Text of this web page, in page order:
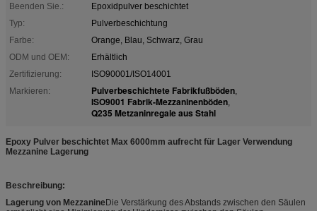
Beenden Sie.:
Epoxidpulver beschichtet
Typ:
Pulverbeschichtung
Farbe:
Orange, Blau, Schwarz, Grau
ODM und OEM:
Erhältlich
Zertifizierung:
ISO90001/ISO14001
Markieren:
Pulverbeschichtete Fabrikfußböden,
ISO9001 Fabrik-Mezzaninenböden,
Q235 Metzaninregale aus Stahl
Epoxy Pulver beschichtet Max 6000mm aufrecht für Lager Verwendung
Mezzanine Lagerung
Beschreibung:
Lagerung von MezzanineDie Verstärkung des Abstands zwischen den Säulen